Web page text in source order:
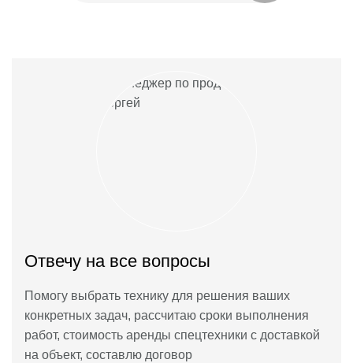
Отвечу на все вопросы
Помогу выбрать технику для решения ваших
конкретных задач, рассчитаю сроки выполнения
работ, стоимость аренды спецтехники с доставкой
на объект, составлю договор